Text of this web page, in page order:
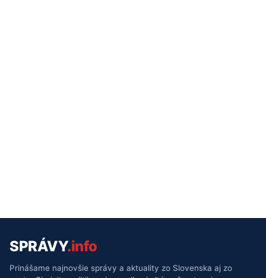
SPRÁVY.info
Prinášame najnovšie správy a aktuality zo Slovenska aj zo